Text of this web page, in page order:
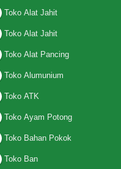
Toko Alat Jahit
Toko Alat Jahit
Toko Alat Pancing
Toko Alumunium
Toko ATK
Toko Ayam Potong
Toko Bahan Pokok
Toko Ban